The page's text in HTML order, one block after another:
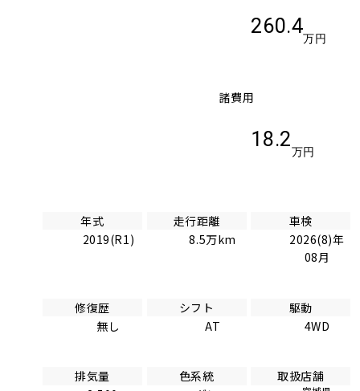
260.4
万円
諸費用
18.2
万円
年式
2019(R1)
走行距離
8.5万km
車検
2026(8)年
08月
修復歴
無し
シフト
AT
駆動
4WD
排気量
色系統
取扱店舗